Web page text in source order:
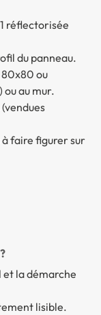
réflectorisée
du panneau.
ou
au mur.
faire figurer sur
la démarche
lisible.